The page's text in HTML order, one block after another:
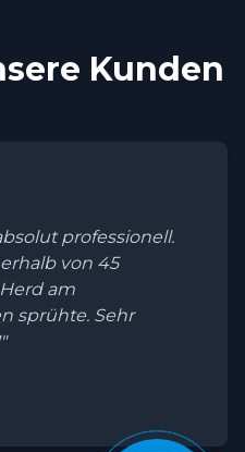
Kunden
professionell.
von 45
am
sprühte. Sehr